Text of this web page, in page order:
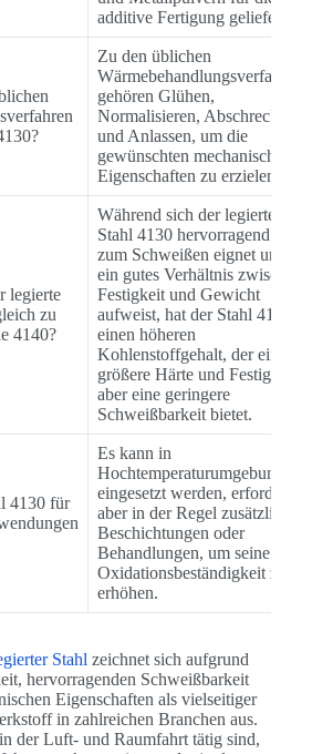
additive Fertigung geliefert.
Zu den üblichen
Wärmebehandlungsverfahren
gehören Glühen,
Normalisieren, Abschrecken
und Anlassen, um die
gewünschten mechanischen
Eigenschaften zu erzielen.
legierte
zu
4140?
Während sich der legierte
Stahl 4130 hervorragend
zum Schweißen eignet und
ein gutes Verhältnis zwischen
Festigkeit und Gewicht
aufweist, hat der Stahl 4140
einen höheren
Kohlenstoffgehalt, der eine
größere Härte und Festigkeit,
aber eine geringere
Schweißbarkeit bietet.
4130 für
Es kann in
Hochtemperaturumgebungen
eingesetzt werden, erfordert
aber in der Regel zusätzliche
Beschichtungen oder
Behandlungen, um seine
Oxidationsbeständigkeit zu
erhöhen.
Stahl zeichnet sich aufgrund
hervorragenden Schweißbarkeit
Eigenschaften als vielseitiger
in zahlreichen Branchen aus.
der Luft- und Raumfahrt tätig sind,